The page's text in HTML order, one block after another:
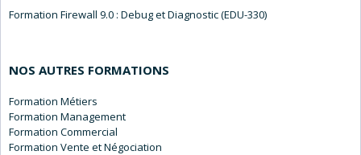
Formation Firewall 9.0 : Debug et Diagnostic (EDU-330)
NOS AUTRES FORMATIONS
Métiers
Management
Commercial
Vente et Négociation